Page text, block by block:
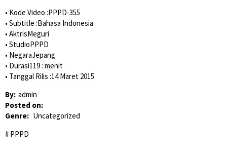
• Kode Video :PPPD-355
• Subtitle :Bahasa Indonesia
• AktrisMeguri
• StudioPPPD
• NegaraJepang
• Durasi119 : menit
• Tanggal Rilis :14 Maret 2015
By: admin
Posted on:
Genre: Uncategorized
PPPD